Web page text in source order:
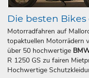
Die besten
Motorradfahren auf
topaktuellen Motorrädern
über 50 hochwertige
R 1250 GS zu fairen
Hochwertige